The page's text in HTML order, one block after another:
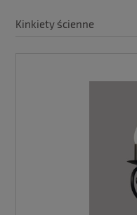
Kinkiety ścienne